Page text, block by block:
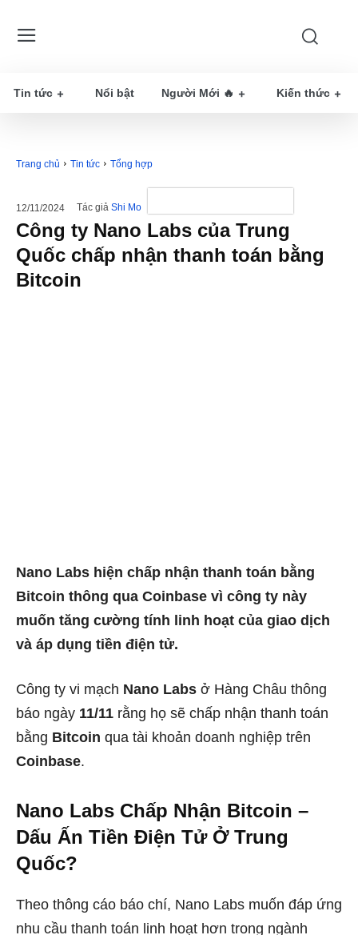
Tin tức Nổi bật Người Mới 🔥 Kiến thức
Trang chủ Tin tức Tổng hợp
12/11/2024 Tác giả Shi Mo
Công ty Nano Labs của Trung
Quốc chấp nhận thanh toán bằng
Bitcoin
Nano Labs hiện chấp nhận thanh toán bằng
Bitcoin thông qua Coinbase vì công ty này
muốn tăng cường tính linh hoạt của giao dịch
và áp dụng tiền điện tử.
Công ty vi mạch Nano Labs ở Hàng Châu thông
báo ngày 11/11 rằng họ sẽ chấp nhận thanh toán
bằng Bitcoin qua tài khoản doanh nghiệp trên
Coinbase.
Nano Labs Chấp Nhận Bitcoin –
Dấu Ấn Tiền Điện Tử Ở Trung
Quốc?
Theo thông cáo báo chí, Nano Labs muốn đáp ứng
nhu cầu thanh toán linh hoạt hơn trong ngành